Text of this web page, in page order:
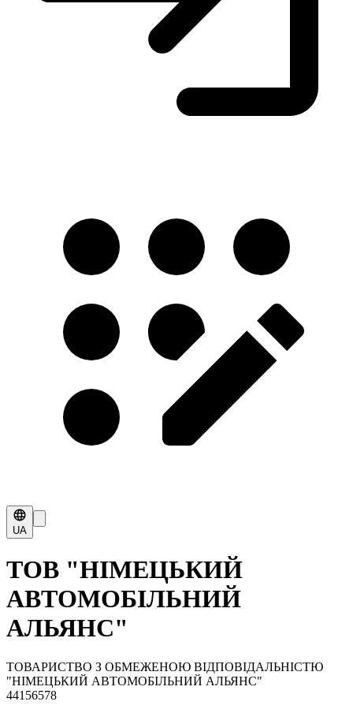
UA
ТОВ "НІМЕЦЬКИЙ
АВТОМОБІЛЬНИЙ
АЛЬЯНС"
ТОВАРИСТВО З ОБМЕЖЕНОЮ ВІДПОВІДАЛЬНІСТЮ
"НІМЕЦЬКИЙ АВТОМОБІЛЬНИЙ АЛЬЯНС"
44156578